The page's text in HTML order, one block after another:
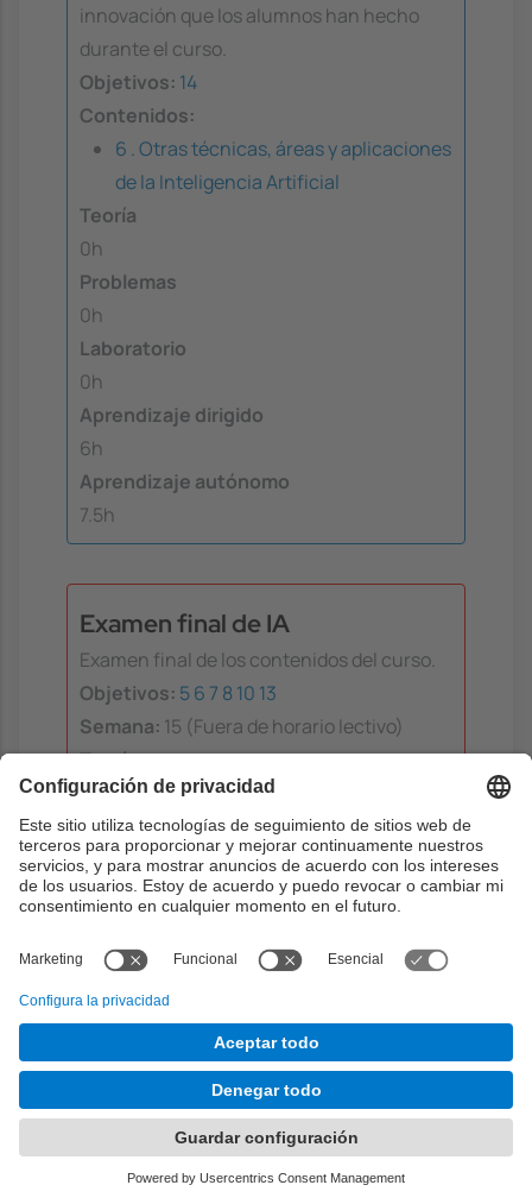
innovación que los alumnos han hecho
durante el curso.
Objetivos: 14
Contenidos:
6 . Otras técnicas, áreas y aplicaciones
de la Inteligencia Artificial
Teoría
0h
Problemas
0h
Laboratorio
0h
Aprendizaje dirigido
6h
Aprendizaje autónomo
7.5h
Examen final de IA
Examen final de los contenidos del curso.
Objetivos: 56 7 8 10 13
Semana: 15 (Fuera de horario lectivo)
Teoría
0h
Problemas
0h
Laboratorio
Aprendizaje dirigido
0h
Aprendizaje autónomo
0h